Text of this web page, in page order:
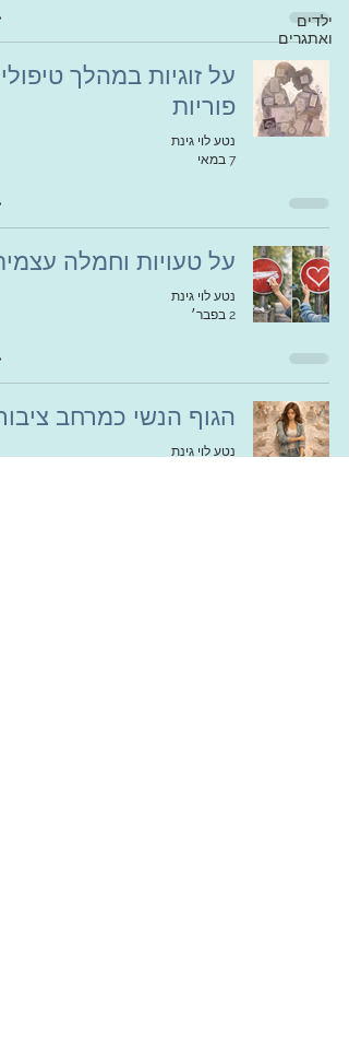
ילדים
ואתגרים
על זוגיות במהלך טיפולי
פוריות
נטע לוי גינת
7 במאי
על טעויות וחמלה
נטע לוי גינת
2 בפבר׳
הגוף הנשי כמרחב
נטע לוי גינת